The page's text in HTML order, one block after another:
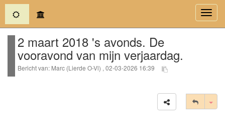
(current)
2 maart 2018 's avonds. De
vooravond van mijn verjaardag.
Bericht van: Marc (Lierde O-Vl) , 02-03-2026 16:39